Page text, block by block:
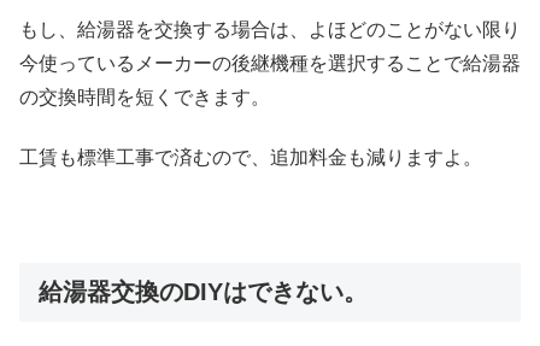
もし、給湯器を交換する場合は、よほどのことがない限り
今使っているメーカーの後継機種を選択することで給湯器
の交換時間を短くできます。
工賃も標準工事で済むので、追加料金も減りますよ。
給湯器交換のDIYはできない。